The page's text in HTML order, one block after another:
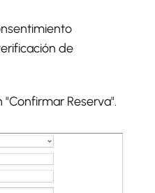
de
"Confirmar Reserva".